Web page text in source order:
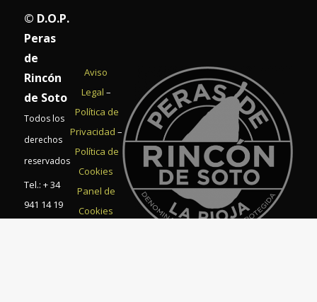
© D.O.P.
Peras
de
Rincón
de Soto
Todos los
derechos
reservados
Tel.: + 34
941 14 19
Aviso
Legal –
Política de
Privacidad –
Política de
Cookies
Panel de
Cookies